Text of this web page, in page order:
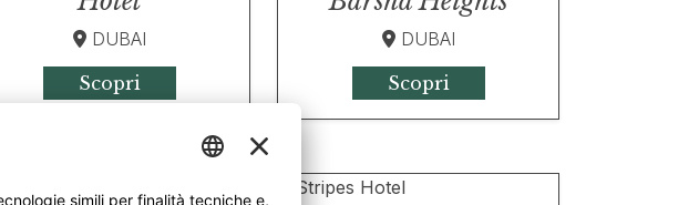
DUBAI
Scopri
DUBAI
Scopri